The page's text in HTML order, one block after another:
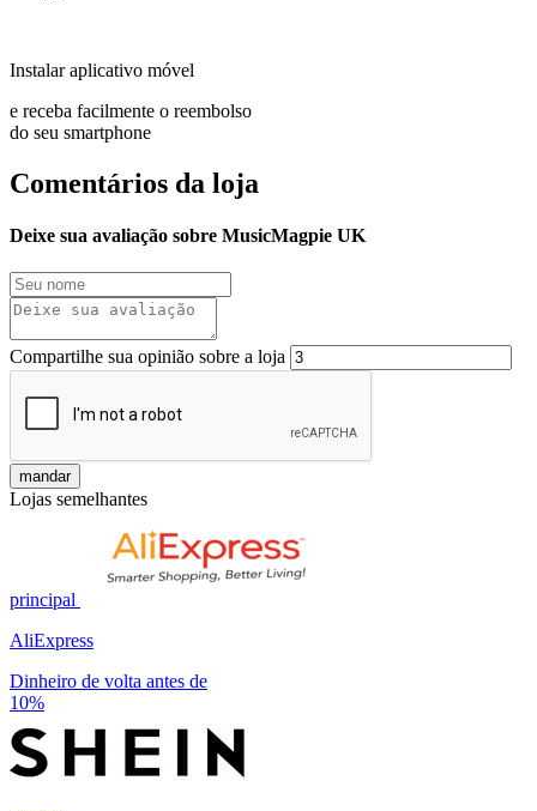
Instalar aplicativo móvel
e receba facilmente o reembolso
do seu smartphone
Comentários da loja
Deixe sua avaliação sobre MusicMagpie UK
Compartilhe sua opinião sobre a loja
mandar
Lojas semelhantes
principal
AliExpress
Dinheiro de volta antes de
10%